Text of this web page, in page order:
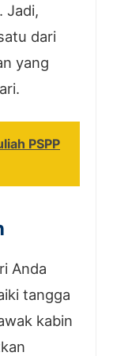
Jadi,
dari
yang
PSPP
Anda
tangga
kabin